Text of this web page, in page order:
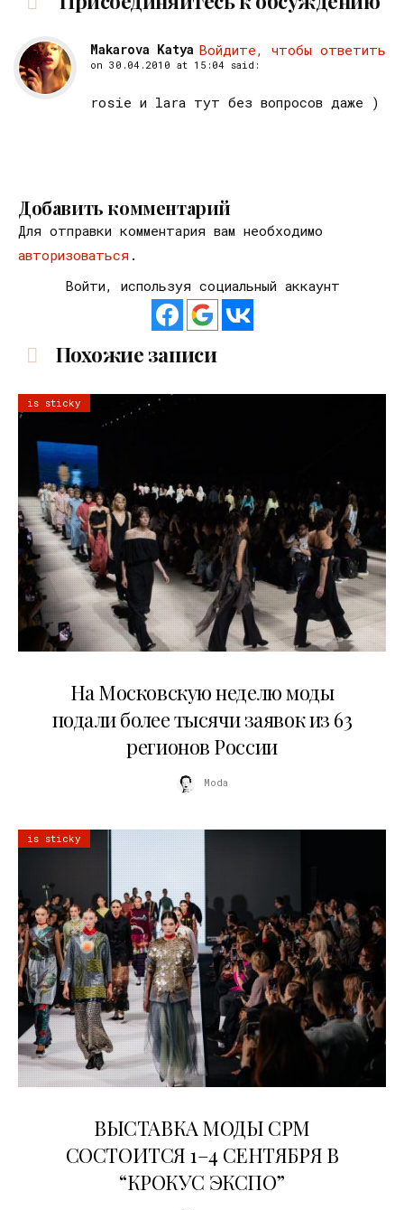
Makarova Katya
on 30.04.2010 at 15:04 said:
rosiе и lara тут без вопросов даже )
Войдите, чтобы ответить
Добавить комментарий
Для отправки комментария вам необходимо
авторизоваться .
Войти, используя социальный аккаунт
Похожие записи
is sticky
На Московскую неделю моды
подали более тысячи заявок из 63
регионов России
Moda
is sticky
ВЫСТАВКА МОДЫ CPM
СОСТОИТСЯ 1–4 СЕНТЯБРЯ В
“КРОКУС ЭКСПО”